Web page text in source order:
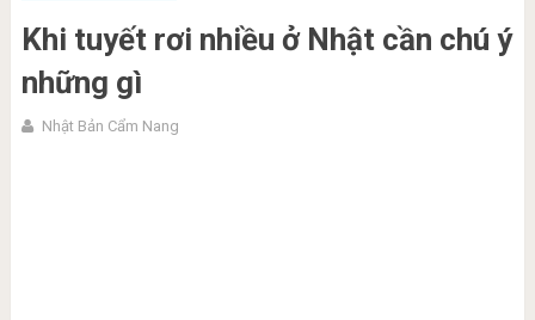
Khi tuyết rơi nhiều ở Nhật cần chú ý
những gì
Nhật Bản Cẩm Nang